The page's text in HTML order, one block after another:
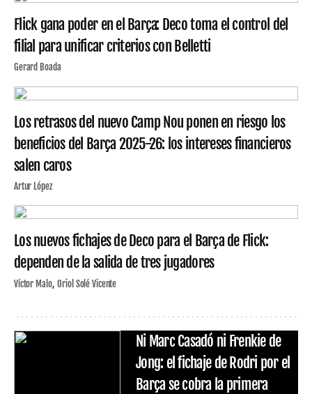
Flick gana poder en el Barça: Deco toma el control del
filial para unificar criterios con Belletti
Gerard Boada
Los retrasos del nuevo Camp Nou ponen en riesgo los
beneficios del Barça 2025-26: los intereses financieros
salen caros
Artur López
Los nuevos fichajes de Deco para el Barça de Flick:
dependen de la salida de tres jugadores
Víctor Malo Oriol Solé Vicente
Ni Marc Casadó ni Frenkie de
Jong: el fichaje de Rodri por el
Barça se cobra la primera